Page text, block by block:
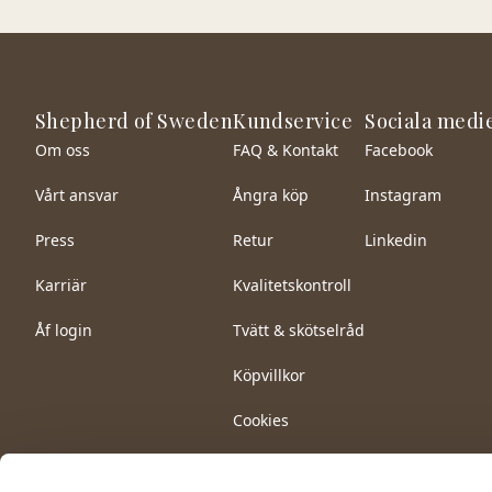
Shepherd of Sweden
Om oss
Vårt ansvar
Press
Karriär
Åf login
Kundservice
FAQ & Kontakt
Ångra köp
Retur
Kvalitetskontroll
Tvätt & skötselråd
Köpvillkor
Cookies
Sociala
Facebook
Instagram
Linkedin